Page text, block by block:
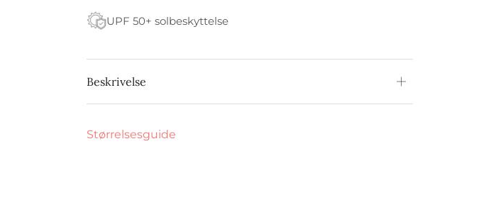
UPF 50+ solbeskyttelse
Beskrivelse
Størrelsesguide